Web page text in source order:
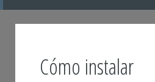
Cómo instalar